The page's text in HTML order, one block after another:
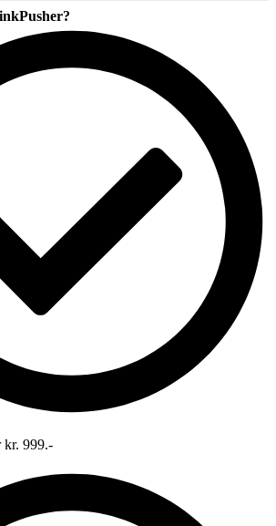
CMYK
komp.
antal
kr. 999.-